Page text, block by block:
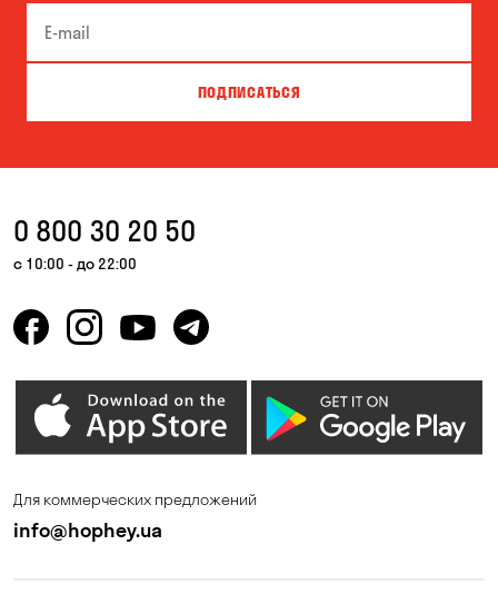
ПОДПИСАТЬСЯ
0 800 30 20 50
с 10:00 - до 22:00
Для коммерческих предложений
info@hophey.ua